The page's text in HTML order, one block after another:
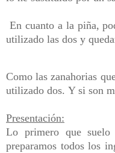
En cuanto a la piña,
utilizado las dos y
Como las zanahorias
utilizado dos. Y si son
Presentación:
Lo primero que
preparamos todos los